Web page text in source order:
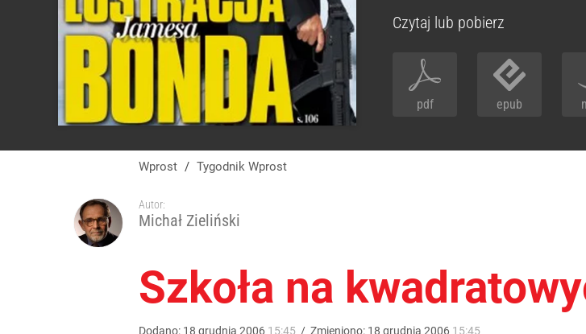
Czytaj lub pobierz
pdf epub
Wprost / Tygodnik Wprost
Autor:
Michał Zieliński
Szkoła na
Dodano: 18 grudnia 2006 15:45 / Zmieniono: 18 grudnia 2006 15:45